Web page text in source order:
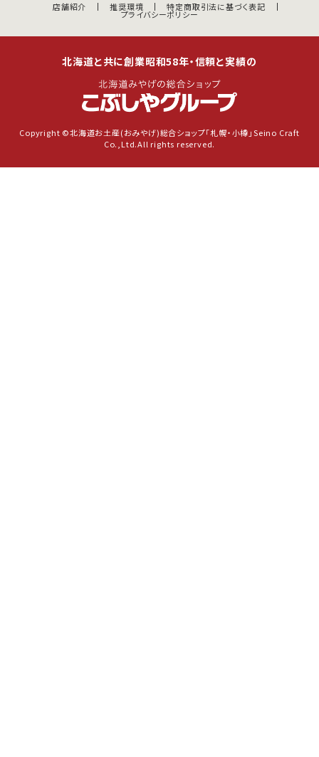
店舗紹介 推奨環境 特定商取引法に基づく表記
プライバシーポリシー
北海道と共に創業昭和58年・信頼と実績の
Copyright ©北海道お土産(おみやげ)総合ショップ「札幌・小樽」Seino Craft
Co.,Ltd.All rights reserved.